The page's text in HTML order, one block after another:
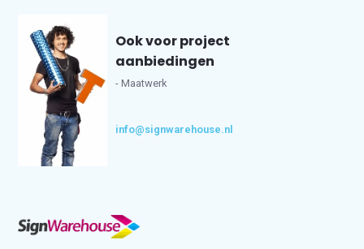
Ook voor project
aanbiedingen
- Maatwerk
info@signwarehouse.nl